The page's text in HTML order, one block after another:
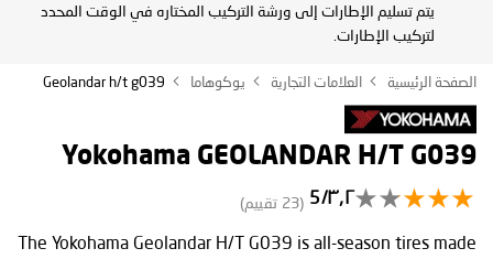
يتم تسليم الإطارات إلى ورشة التركيب المختاره في الوقت المحدد
لتركيب الإطارات.
الصفحة الرئيسية العلامات التجارية يوكوهاما Geolandar h/t g039
Yokohama GEOLANDAR H/T G039
٣٫٢/5 (23 تقييم)
The Yokohama Geolandar H/T G039 is all-season tires made